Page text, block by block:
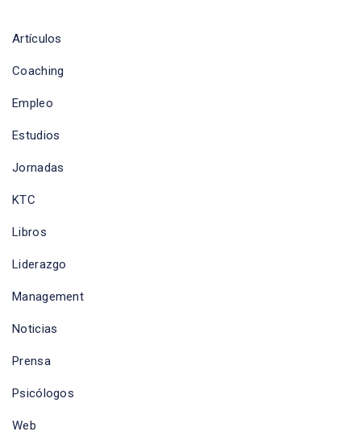
Artículos
Coaching
Empleo
Estudios
Jornadas
KTC
Libros
Liderazgo
Management
Noticias
Prensa
Psicólogos
Web